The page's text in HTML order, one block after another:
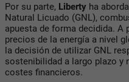
Por su parte, Liberty ha
Natural Licuado (GNL),
apuesta de forma decidida. A
precios de la energía a nivel
la decisión de utilizar GNL
sostenibilidad a largo plazo y
costes financieros.